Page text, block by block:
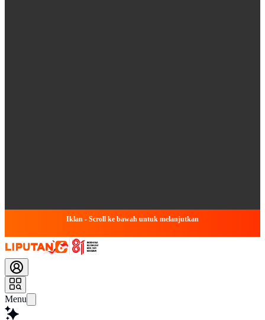
Iklan - Scroll ke bawah untuk melanjutkan
Menu